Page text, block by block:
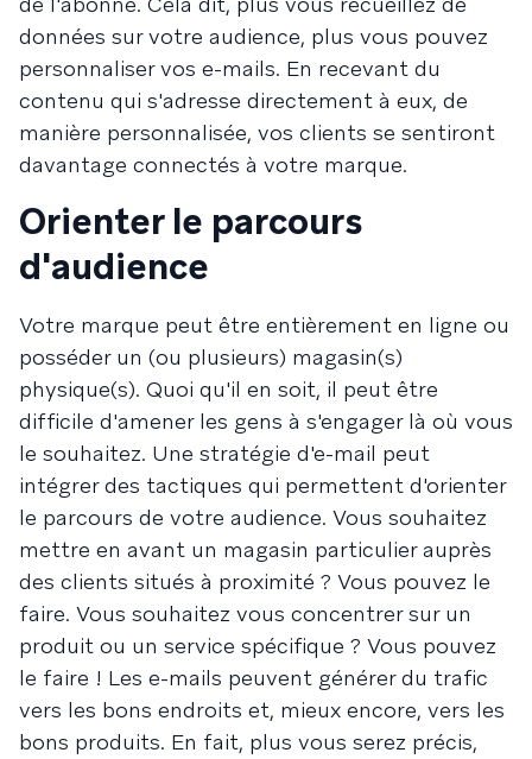
données sur votre audience, plus vous pouvez
personnaliser vos e-mails. En recevant du
contenu qui s'adresse directement à eux, de
manière personnalisée, vos clients se sentiront
davantage connectés à votre marque.
Orienter le parcours
d'audience
Votre marque peut être entièrement en ligne ou
posséder un (ou plusieurs) magasin(s)
physique(s). Quoi qu'il en soit, il peut être
difficile d'amener les gens à s'engager là où vous
le souhaitez. Une stratégie d'e-mail peut
intégrer des tactiques qui permettent d'orienter
le parcours de votre audience. Vous souhaitez
mettre en avant un magasin particulier auprès
des clients situés à proximité ? Vous pouvez le
faire. Vous souhaitez vous concentrer sur un
produit ou un service spécifique ? Vous pouvez
le faire ! Les e-mails peuvent générer du trafic
vers les bons endroits et, mieux encore, vers les
bons produits. En fait, plus vous serez précis,